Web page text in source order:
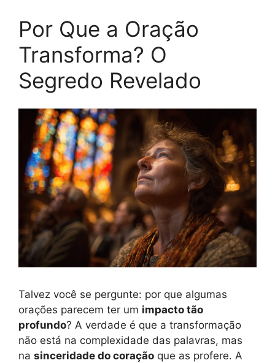
Por Que a Oração
Transforma? O
Segredo Revelado
Talvez você se pergunte: por que algumas
orações parecem ter um impacto tão
profundo? A verdade é que a transformação
não está na complexidade das palavras, mas
na sinceridade do coração que as profere. A